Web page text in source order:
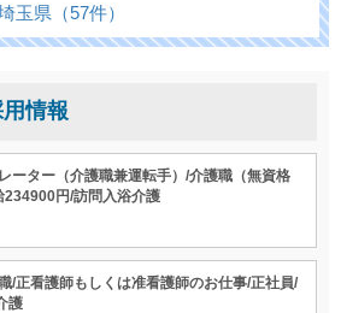
玉県（57件）
情報
ーター（介護職兼運転手）/介護職（無資格
234900円/訪問入浴介護
/正看護師もしくは准看護師のお仕事/正社員/
護